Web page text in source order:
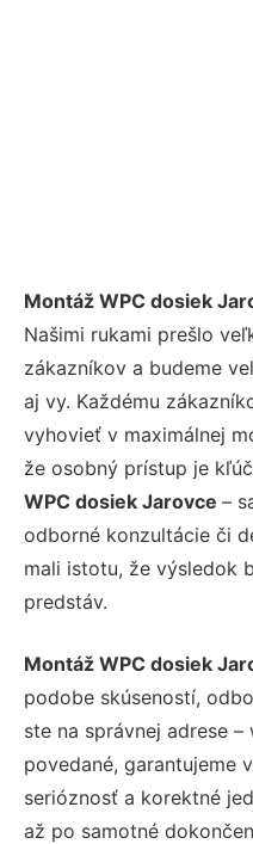
Montáž WPC dosiek
Našimi rukami prešlo
zákazníkov a budeme
aj vy. Každému
vyhovieť v maximálnej
že osobný prístup je
WPC dosiek Jarovce –
odborné konzultácie či
mali istotu, že výsledok
predstáv.
Montáž WPC dosiek
podobe skúseností,
ste na správnej adrese
povedané, garantujeme
serióznosť a korektné
až po samotné